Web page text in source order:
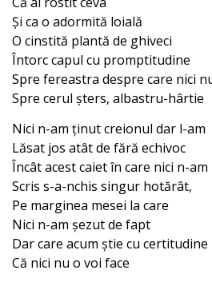
Și ca o adormită loială
O cinstită plantă de ghiveci
Întorc capul cu promptitudine
Spre fereastra despre care nici
Spre cerul șters, albastru-hârtie
Nici n-am ținut creionul dar l-am
Lăsat jos atât de fără echivoc
Încât acest caiet în care nici n-am
Scris s-a-nchis singur hotărât,
Pe marginea mesei la care
Nici n-am șezut de fapt
Dar care acum știe cu certitudine
Că nici nu o voi face